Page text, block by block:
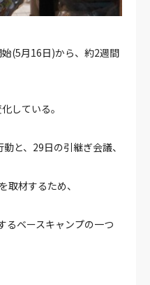
(5月16日)から、約2週間
している。
と、29日の引継ぎ会議、
取材するため、
るベースキャンプの一つ